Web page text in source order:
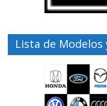
Lista de Modelos